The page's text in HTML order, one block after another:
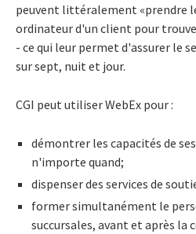
peuvent littéralement «prendre
ordinateur d'un client pour
- ce qui leur permet d'assurer le
sur sept, nuit et jour.
CGI peut utiliser WebEx pour :
démontrer les capacités de
n'importe quand;
dispenser des services de
former simultanément le
succursales, avant et après la